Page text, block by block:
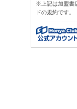
※上記は加盟書
ドの規約です。